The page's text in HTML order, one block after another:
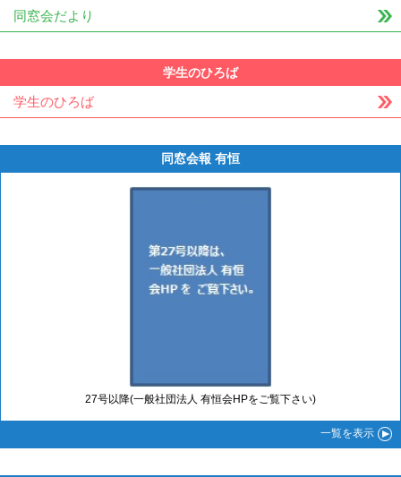
同窓会だより
学生のひろば
学生のひろば
同窓会報 有恒
27号以降(一般社団法人 有恒会HPをご覧下さい)
一覧を表示